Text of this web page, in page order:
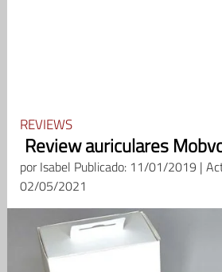
REVIEWS
Review auriculares
porIsabel Publicado: 11/01/2019 |
02/05/2021